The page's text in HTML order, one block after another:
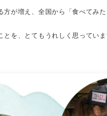
方が増え、全国から「食べてみ
を、 とてもうれしく思ってい